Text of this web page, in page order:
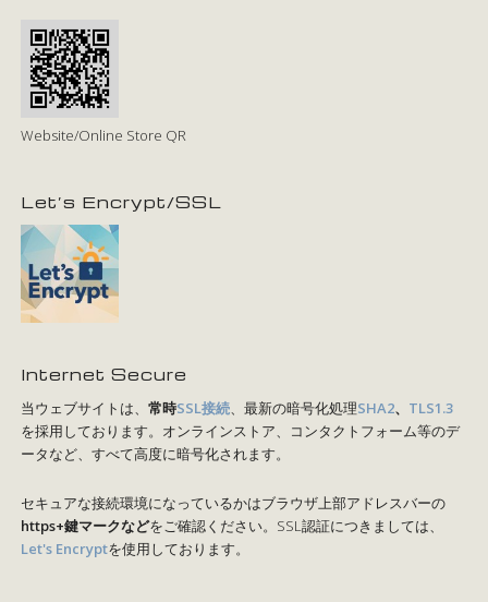
Website/Online Store QR
Let’s Encrypt/SSL
Internet Secure
当ウェブサイトは、常時SSL接続、最新の暗号化処理SHA2、 TLS1.3
を採用しております。オンラインストア、コンタクトフォーム等のデ
ータなど、すべて高度に暗号化されます。
セキュアな接続環境になっているかはブラウザ上部アドレスバーの
https+鍵マークなどをご確認ください。SSL認証につきましては、
Let's Encryptを使用しております。